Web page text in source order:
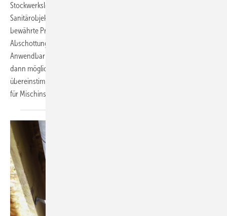
Stockwerksleitungen zur Anbindung der Heizflächen und
Sanitärobjekte – derartige Mischinstallationen sind gängige und
bewährte Praxis. Weniger praxisgerecht sind oft die für die
Abschottung der (brennbaren) Etagenverteilungen erforderlichen
Anwendbarkeitsnachweise. Eine Brandschutzabnahme ist aber nur
dann möglich, wenn die Bauausführung mit dem Nachweis
übereinstimmt. Worauf kommt es also bei Anwendbarkeitsnachweisen
für Mischinstallationen an? → Markus